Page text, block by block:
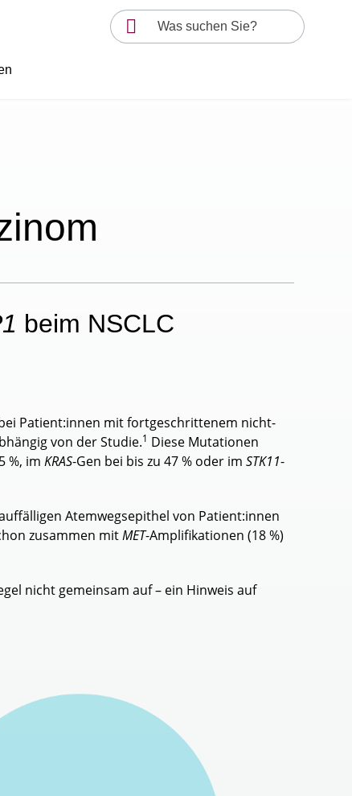
beim NSCLC
Patient:innen mit fortgeschrittenem nicht-
von der Studie.1 Diese Mutationen
%, im KRAS-Gen bei bis zu 47 % oder im STK11-
Atemwegsepithel von Patient:innen
zusammen mitMET-Amplifikationen (18 %)
nicht gemeinsam auf – ein Hinweis auf